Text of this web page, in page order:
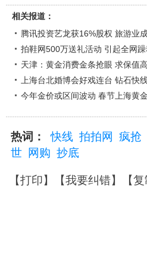
相关报道：
腾讯投资艺龙获16%股权 旅游业
拍鞋网500万送礼活动 引起全网
天津：黄金消费金条抢眼 求保值
上海台北婚博会好戏连台 钻石快
今年金价或区间波动 春节上海黄
热词： 快线 拍拍网 疯抢
世
网购 抄底
【打印】【我要纠错】【复